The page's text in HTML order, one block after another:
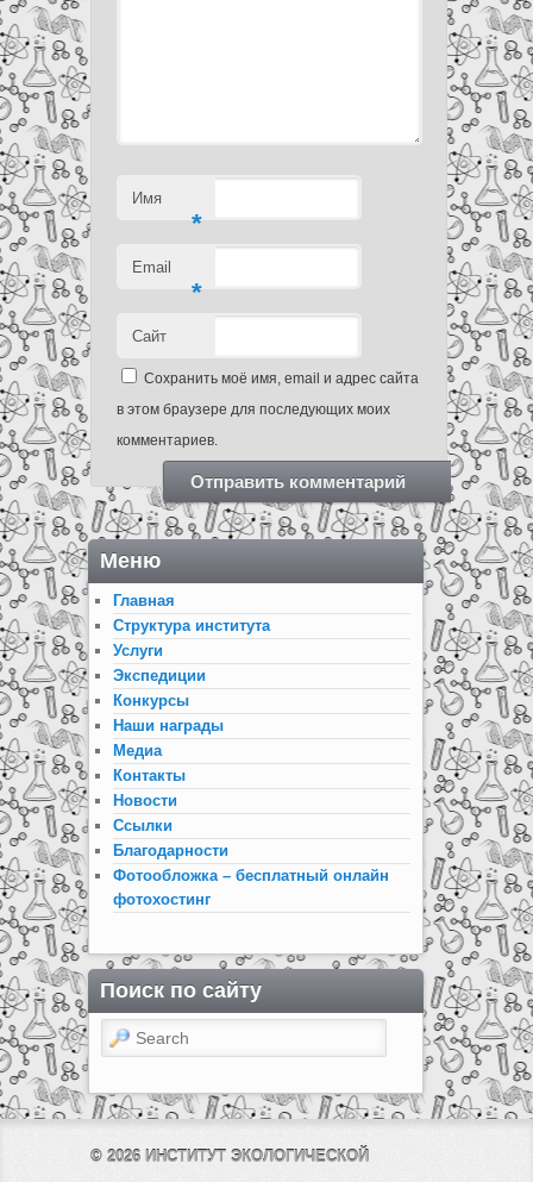
Имя
*
Email
*
Сайт
Сохранить моё имя, email и адрес сайта
в этом браузере для последующих моих
комментариев.
Меню
Главная
Структура института
Услуги
Экспедиции
Конкурсы
Наши награды
Медиа
Контакты
Новости
Ссылки
Благодарности
Фотообложка – бесплатный онлайн
фотохостинг
Поиск по сайту
Search
© 2026 ИНСТИТУТ ЭКОЛОГИЧЕСКОЙ